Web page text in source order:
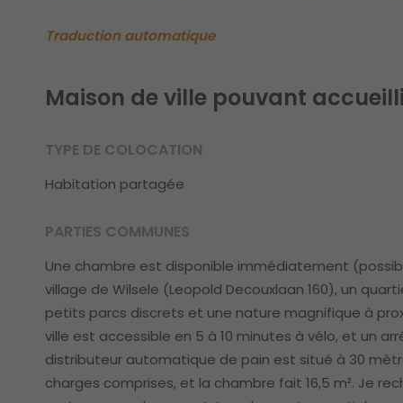
Traduction automatique
Maison de ville pouvant
TYPE DE COLOCATION
Habitation partagée
PARTIES COMMUNES
Une chambre est disponible immédiatement
village de Wilsele (Leopold Decouxlaan 160), un
petits parcs discrets et une nature magnifique à
ville est accessible en 5 à 10 minutes à vélo, et un
distributeur automatique de pain est situé à 30
charges comprises, et la chambre fait 16,5 m². Je